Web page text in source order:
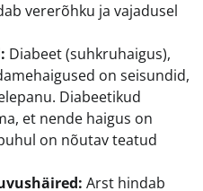
vererõhku ja vajadusel
Diabeet (suhkruhaigus),
on seisundid,
Diabeetikud
et nende haigus on
on nõutav teatud
Arst hindab